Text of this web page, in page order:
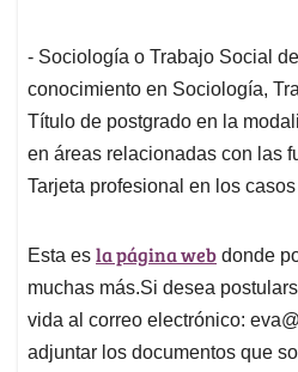
- Sociología o Trabajo Social
conocimiento en Sociología,
Título de postgrado en la
en áreas relacionadas con las
Tarjeta profesional en los
Esta es la página web donde
muchas más.Si desea
vida al correo electrónico:
adjuntar los documentos que